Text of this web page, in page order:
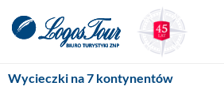
Wycieczki na 7 kontynentów